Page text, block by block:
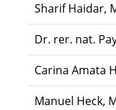
Sharif Haidar,
Dr. rer. nat.
Carina Amata
Manuel Heck,